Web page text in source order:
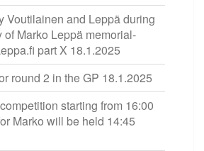
Voutilainen and Leppä during
of Marko Leppä memorial-
part X 18.1.2025
round 2 in the GP 18.1.2025
starting from 16:00
Marko will be held 14:45